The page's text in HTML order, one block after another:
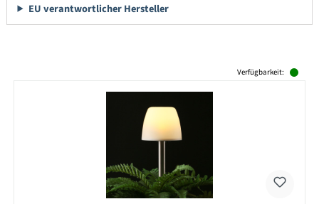
EU verantwortlicher Hersteller
Verfügbarkeit: